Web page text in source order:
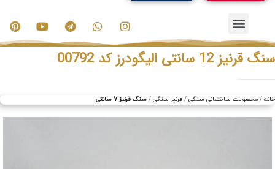
سنگ قرنیز 12 سانتی الیگودرز کد 00792
خانه محصولات ساختمانی سنگی قرنیز سنگی سنگ قرنیز 7 سانتی